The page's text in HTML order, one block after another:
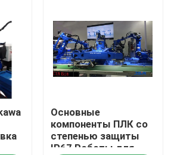
Основные
компоненты ПЛК со
степенью защиты
IP67 Роботы для